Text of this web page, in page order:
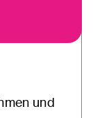
und